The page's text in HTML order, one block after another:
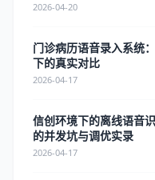
2026-04-20
门诊病历语音录入系统
下的真实对比
2026-04-17
信创环境下的离线语音
的并发坑与调优实录
2026-04-17